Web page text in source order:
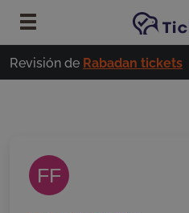
Revisión de Rabadan tickets
FF